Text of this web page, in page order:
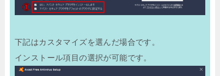
下記はカスタマイズを選んだ場合です。
インストール項目の選択が可能です。